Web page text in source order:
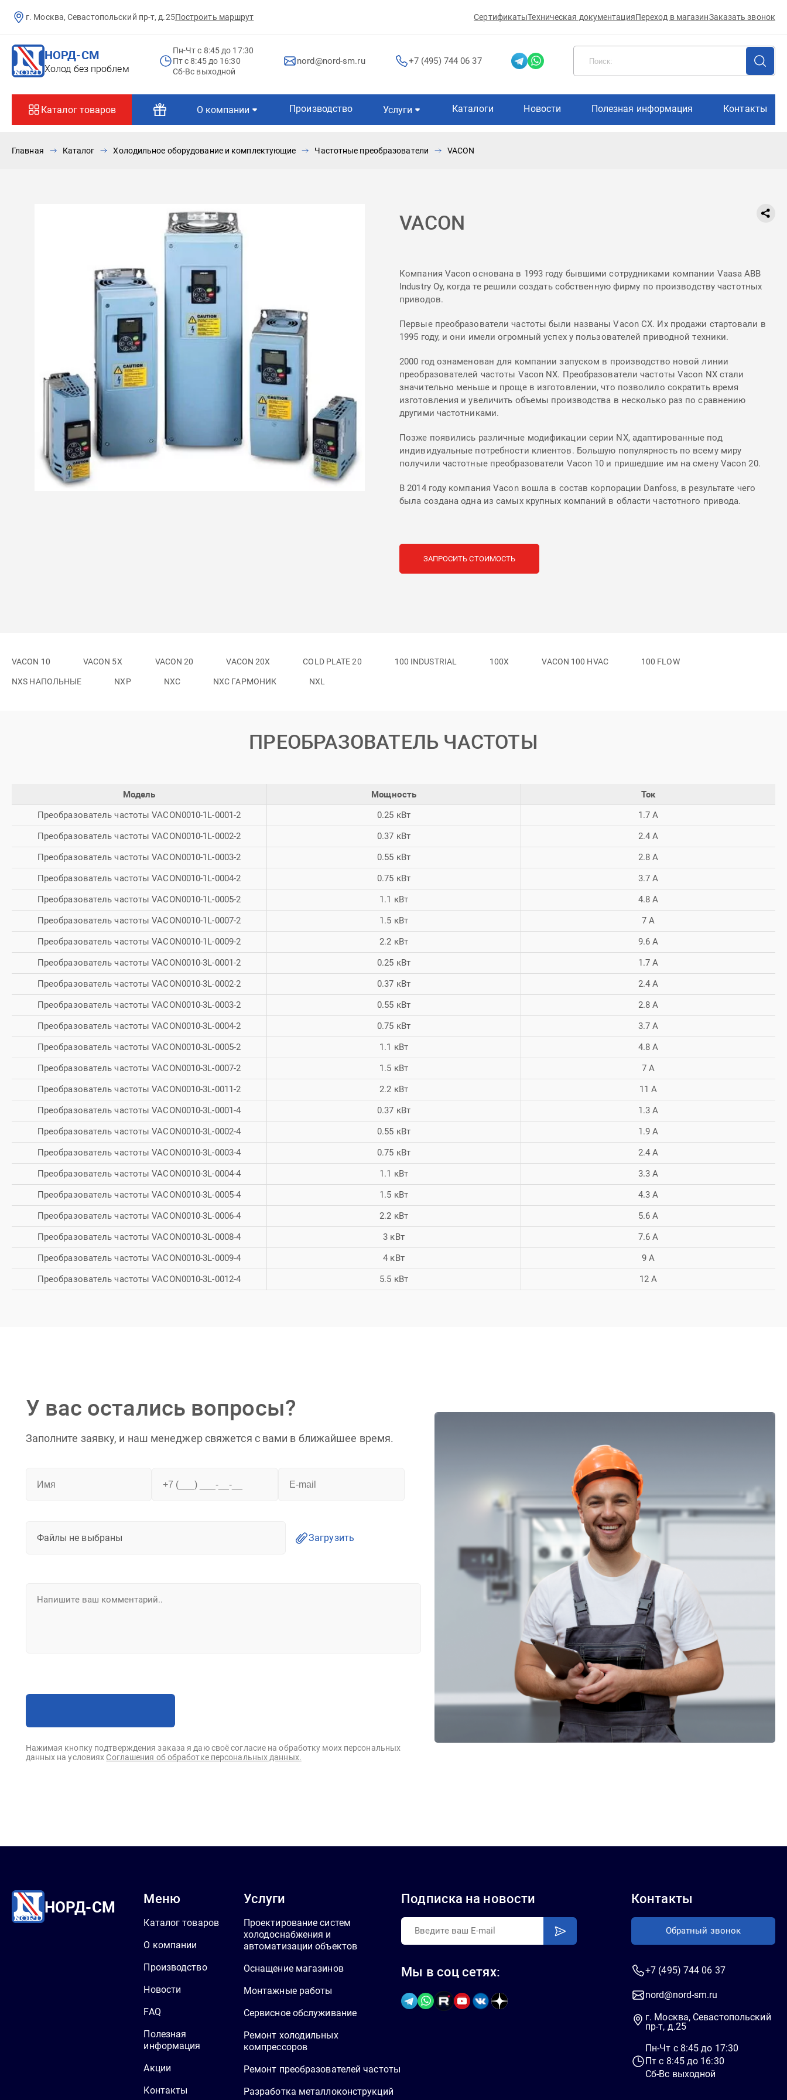
г. Москва, Севастопольский пр-т, д.25Построить маршрут СертификатыТехническая документацияПереход в магазинЗаказать звонок
НОРД-СМ
Холод без проблем
Пн-Чт c 8:45 до 17:30
Пт c 8:45 до 16:30
Сб-Вс выходной
nord@nord-sm.ru +7 (495) 744 06 37
Каталог товаров О компании Производство Услуги Каталоги Новости Полезная информация Контакты
Главная Каталог Холодильное оборудование и комплектующие Частотные преобразователи VACON
VACON
Компания Vacon основана в 1993 году бывшими сотрудниками компании Vaasa АВВ
Industry Oy, когда те решили создать собственную фирму по производству частотных
приводов.
Первые преобразователи частоты были названы Vacon CX. Их продажи стартовали в
1995 году, и они имели огромный успех у пользователей приводной техники.
2000 год ознаменован для компании запуском в производство новой линии
преобразователей частоты Vacon NX. Преобразователи частоты Vacon NX стали
значительно меньше и проще в изготовлении, что позволило сократить время
изготовления и увеличить объемы производства в несколько раз по сравнению
другими частотниками.
Позже появились различные модификации серии NX, адаптированные под
индивидуальные потребности клиентов. Большую популярность по всему миру
получили частотные преобразователи Vacon 10 и пришедшие им на смену Vacon 20.
В 2014 году компания Vacon вошла в состав корпорации Danfoss, в результате чего
была создана одна из самых крупных компаний в области частотного привода.
ЗАПРОСИТЬ СТОИМОСТЬ
VACON 10 VACON 5X VACON 20 VACON 20X COLD PLATE 20 100 INDUSTRIAL 100X VACON 100 HVAC 100 FLOW
NXS НАПОЛЬНЫЕ NXP NXС NXC ГАРМОНИК NXL
ПРЕОБРАЗОВАТЕЛЬ ЧАСТОТЫ
Модель Мощность Ток
Преобразователь частоты VACON0010-1L-0001-2 0.25 кВт
1.7 А
Преобразователь частоты VACON0010-1L-0002-2
0.37 кВт
2.4 А
Преобразователь частоты VACON0010-1L-0003-2
0.55 кВт
2.8 А
Преобразователь частоты VACON0010-1L-0004-2
0.75 кВт
3.7 А
Преобразователь частоты VACON0010-1L-0005-2
1.1 кВт
4.8 А
Преобразователь частоты VACON0010-1L-0007-2
1.5 кВт
7 А
Преобразователь частоты VACON0010-1L-0009-2
2.2 кВт
9.6 А
Преобразователь частоты VACON0010-3L-0001-2
0.25 кВт
1.7 А
Преобразователь частоты VACON0010-3L-0002-2
0.37 кВт
2.4 А
Преобразователь частоты VACON0010-3L-0003-2
0.55 кВт
2.8 А
Преобразователь частоты VACON0010-3L-0004-2
0.75 кВт
3.7 А
Преобразователь частоты VACON0010-3L-0005-2
1.1 кВт
4.8 А
Преобразователь частоты VACON0010-3L-0007-2
1.5 кВт
7 А
Преобразователь частоты VACON0010-3L-0011-2
2.2 кВт
11 А
Преобразователь частоты VACON0010-3L-0001-4
0.37 кВт
1.3 А
Преобразователь частоты VACON0010-3L-0002-4
0.55 кВт
1.9 А
Преобразователь частоты VACON0010-3L-0003-4
0.75 кВт
2.4 А
Преобразователь частоты VACON0010-3L-0004-4
1.1 кВт
3.3 А
Преобразователь частоты VACON0010-3L-0005-4
1.5 кВт
4.3 А
Преобразователь частоты VACON0010-3L-0006-4
2.2 кВт
5.6 А
Преобразователь частоты VACON0010-3L-0008-4
3 кВт
7.6 А
Преобразователь частоты VACON0010-3L-0009-4
4 кВт
9 А
Преобразователь частоты VACON0010-3L-0012-4
5.5 кВт 12 А
У вас остались вопросы?
Заполните заявку, и наш менеджер свяжется с вами в ближайшее время.
Файлы не выбраны Загрузить
Нажимая кнопку подтверждения заказа я даю своё согласие на обработку моих персональных
данных на условиях Соглашения об обработке персональных данных.
НОРД-СМ Меню
Каталог товаров
О компании
Производство
Новости
FAQ
Полезная
информация
Акции
Контакты
Услуги
Проектирование систем
холодоснабжения и
автоматизации объектов
Оснащение магазинов
Монтажные работы
Сервисное обслуживание
Ремонт холодильных
компрессоров
Ремонт преобразователей частоты
Разработка металлоконструкций
Подписка на новости
Мы в соц сетях:
Контакты
Обратный звонок
+7 (495) 744 06 37
nord@nord-sm.ru
г. Москва, Севастопольский
пр-т, д.25
Пн-Чт c 8:45 до 17:30
Пт c 8:45 до 16:30
Сб-Вс выходной